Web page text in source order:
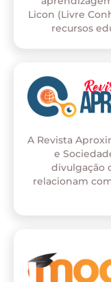
Licon (Livre
recursos
A Revista
e
divulgação
relacionam